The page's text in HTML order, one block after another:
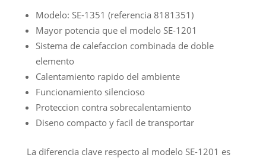
Modelo: SE-1351 (referencia 8181351)
Mayor potencia que el modelo SE-1201
Sistema de calefaccion combinada de doble
elemento
Calentamiento rapido del ambiente
Funcionamiento silencioso
Proteccion contra sobrecalentamiento
Diseno compacto y facil de transportar
La diferencia clave respecto al modelo SE-1201 es